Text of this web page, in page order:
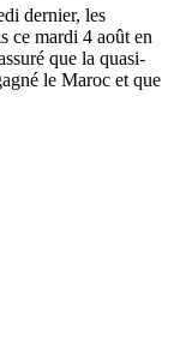
dernier, les
ce mardi 4 août en
que la quasi-
le Maroc et que